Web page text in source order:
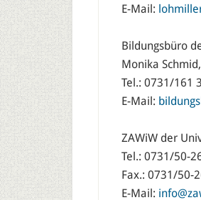
E-Mail:
Bildungsbüro
Monika
Tel.: 0731/161
E-Mail:
ZAWiW der
Tel.: 0731/50-
Fax.: 0731/50-
E-Mail: